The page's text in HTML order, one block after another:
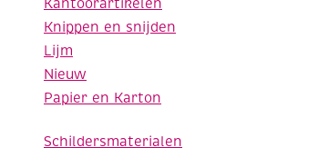
Kantoorartikelen
Knippen en snijden
Lijm
Nieuw
Papier en Karton
Schildersmaterialen